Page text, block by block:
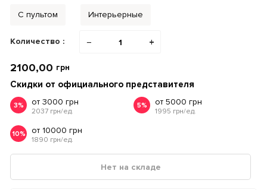
С пультом Интерьерные
Количество : − +
2100,00 грн
Скидки от официального представителя
3% от 3000 грн
2037 грн/ед.
5% от 5000 грн
1995 грн/ед.
10% от 10000 грн
1890 грн/ед.
Нет на складе